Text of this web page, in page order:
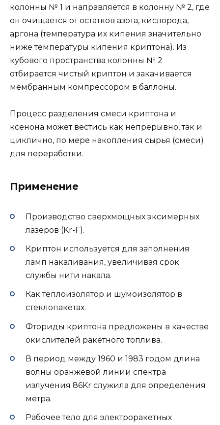
колонны № 1 и направляется в колонну № 2, где
он очищается от остатков азота, кислорода,
аргона (температура их кипения значительно
ниже температуры кипения криптона). Из
кубового пространства колонны № 2
отбирается чистый криптон и закачивается
мембранным компрессором в баллоны.
Процесс разделения смеси криптона и
ксенона может вестись как непрерывно, так и
циклично, по мере накопления сырья (смеси)
для переработки.
Применение
Производство сверхмощных эксимерных
лазеров (Kr-F).
Криптон используется для заполнения
ламп накаливания, увеличивая срок
службы нити накала.
Как теплоизолятор и шумоизолятор в
стеклопакетах.
Фториды криптона предложены в качестве
окислителей ракетного топлива.
В период между 1960 и 1983 годом длина
волны оранжевой линии спектра
излучения 86Kr служила для определения
метра.
Рабочее тело для электроракетных